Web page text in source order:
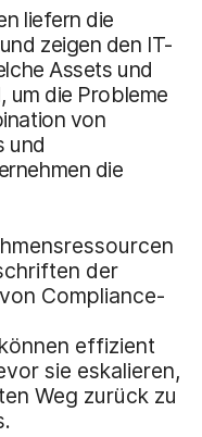
liefern die
zeigen den IT-
Assets und
um die Probleme
von
und
die
der
Compliance-
effizient
sie eskalieren,
Weg zurück zu